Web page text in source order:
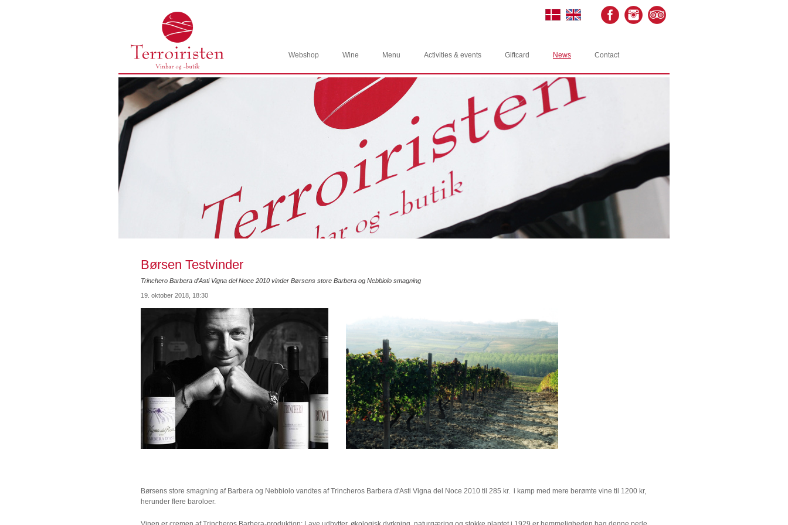
Webshop Wine Menu Activities & events Giftcard News Contact
Børsen Testvinder
Trinchero Barbera d'Asti Vigna del Noce 2010 vinder Børsens store Barbera og Nebbiolo smagning
19. oktober 2018, 18:30
Børsens store smagning af Barbera og Nebbiolo vandtes af Trincheros Barbera d'Asti Vigna del Noce 2010 til 285 kr. i kamp med mere berømte vine til 1200 kr,
herunder flere baroloer.